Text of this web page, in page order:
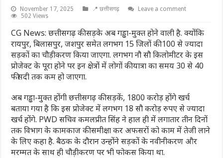
November 17, 2025 📍 छत्तीसगढ़
Leave a comment
502 Views
CG News: छत्तीसगढ़ की सड़के अब गड्ढा-मुक्त होने वाली है. क्योंकि
रायपुर, बिलासपुर, जशपुर समेत लगभग 15 जिलों की 100 से ज्यादा
सड़कों का चौड़ीकरण किया जाएगा. लगभग नौ सौ किलोमीटर के इस
प्रोजेक्ट के पूरा होने पर इन क्षेत्रों में लोगों की यात्रा का समय 30 से 40
फीसदी तक कम हो जाएगा.
अब गड्ढा-मुक्त होंगी छत्तीसगढ़ की सड़कें, 1800 करोड़ होंगे खर्च
बताया गया है कि इस प्रोजेक्ट में लगभग 18 सौ करोड़ रुपए से ज्यादा
खर्च होंगे. PWD सचिव कमलप्रीत सिंह ने हाल ही में लगातार तीन दिनों
तक विभाग के कामकाज की समीक्षा कर अफसरों को काम में तेजी लाने
के लिए कहा है. बैठक के दौरान उन्होंने सड़कों के नवीनीकरण और
मरम्मत के साथ ही चौड़ीकरण पर भी फोकस किया था.